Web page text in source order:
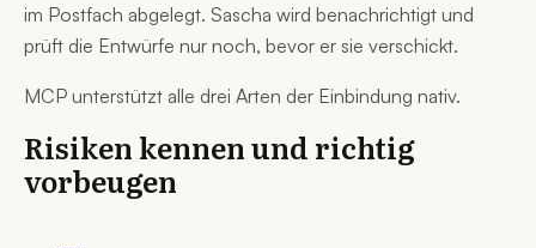
im Postfach abgelegt. Sascha wird benachrichtigt und
prüft die Entwürfe nur noch, bevor er sie verschickt.
MCP unterstützt alle drei Arten der Einbindung nativ.
Risiken kennen und richtig
vorbeugen